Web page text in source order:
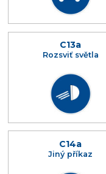
C13a
Rozsviť světla
C14a
Jiný příkaz